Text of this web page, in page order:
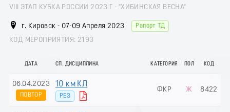
VIII ЭТАП КУБКА РОССИИ 2023 Г - "ХИБИНСКАЯ ВЕСНА"
г. Кировск - 07-09 Апреля 2023 Рапорт ТД
КОД МЕРОПРИЯТИЯ: 2193
ДАТА СП. ДИСЦИПЛИНА КАТЕГОРИЯ ПОЛ КОД
06.04.2023
ПОВТОР
10 км КЛ
РЕЗ
ФКР Ж 8422